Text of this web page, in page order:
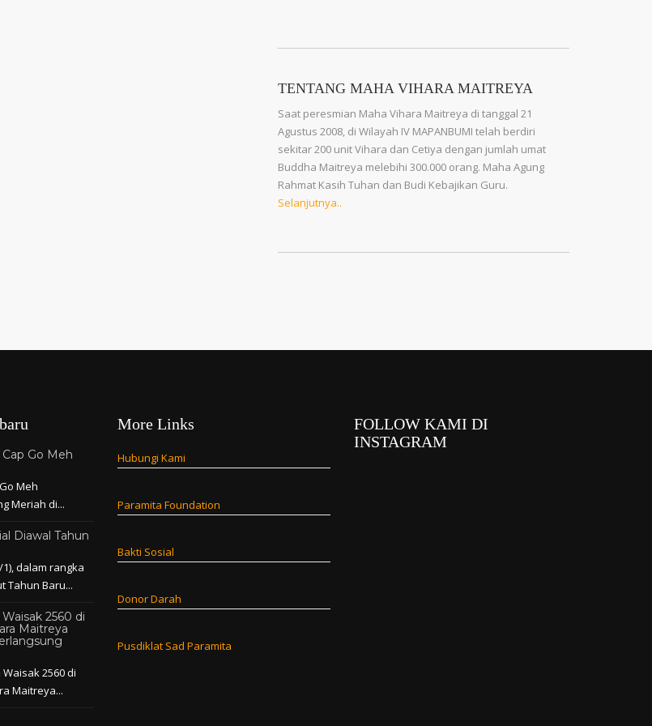
TENTANG MAHA VIHARA MAITREYA
Saat peresmian Maha Vihara Maitreya di tanggal 21
Agustus 2008, di Wilayah IV MAPANBUMI telah berdiri
sekitar 200 unit Vihara dan Cetiya dengan jumlah umat
Buddha Maitreya melebihi 300.000 orang. Maha Agung
Rahmat Kasih Tuhan dan Budi Kebajikan Guru.
Selanjutnya..
Go Meh
Meh
Meriah di...
Diawal Tahun
dalam rangka
Tahun Baru...
2560 di
Maitreya
2560 di
Maitreya...
More Links
Hubungi Kami
Paramita Foundation
Bakti Sosial
Donor Darah
Pusdiklat Sad Paramita
FOLLOW KAMI DI
INSTAGRAM